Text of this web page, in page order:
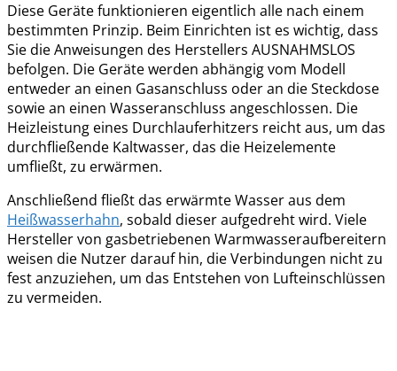
Diese Geräte funktionieren eigentlich alle nach einem
bestimmten Prinzip. Beim Einrichten ist es wichtig, dass
Sie die Anweisungen des Herstellers AUSNAHMSLOS
befolgen. Die Geräte werden abhängig vom Modell
entweder an einen Gasanschluss oder an die Steckdose
sowie an einen Wasseranschluss angeschlossen. Die
Heizleistung eines Durchlauferhitzers reicht aus, um das
durchfließende Kaltwasser, das die Heizelemente
umfließt, zu erwärmen.
Anschließend fließt das erwärmte Wasser aus dem
Heißwasserhahn, sobald dieser aufgedreht wird. Viele
Hersteller von gasbetriebenen Warmwasseraufbereitern
weisen die Nutzer darauf hin, die Verbindungen nicht zu
fest anzuziehen, um das Entstehen von Lufteinschlüssen
zu vermeiden.